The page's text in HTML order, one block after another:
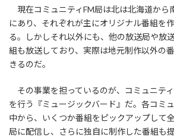
現在コミュニティFM局は北は北海道から
にあり、それぞれが主にオリジナル番組を
る。しかしそれ以外にも、他の放送局や放
組も放送しており、実際は地元制作以外の
きるのだ。
その事業を担っているのが、コミュニテ
を行う『ミュージックバード』だ。各コミ
中から、いくつか番組をピックアップして
局に配信し、さらに独自に制作した番組も提